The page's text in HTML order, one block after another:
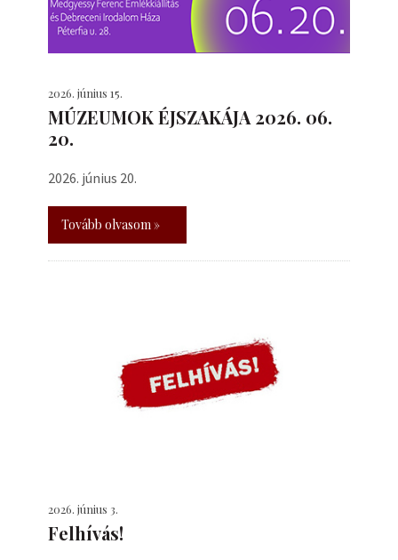
2026. június 15.
MÚZEUMOK ÉJSZAKÁJA 2026. 06.
20.
2026. június 20.
Tovább olvasom »
2026. június 3.
Felhívás!